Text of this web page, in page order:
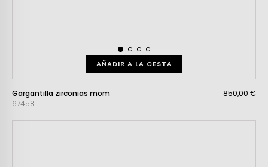
AÑADIR A LA CESTA
Gargantilla zirconias mom
67458
850,00 €